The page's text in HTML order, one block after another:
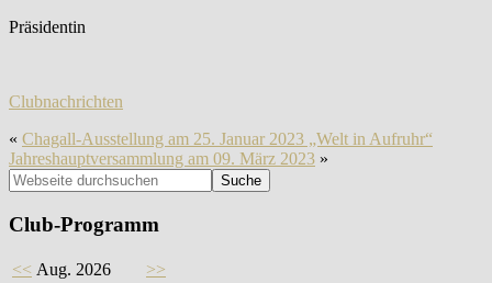
Präsidentin
Clubnachrichten
« Chagall-Ausstellung am 25. Januar 2023 „Welt in Aufruhr“
Jahreshauptversammlung am 09. März 2023 »
Seitenspalte
Webseite
durchsuchen
Club-Programm
<< Aug. 2026
>>